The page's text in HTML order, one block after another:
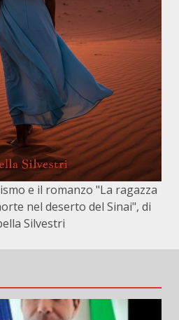
e il romanzo "La ragazza
nel deserto del Sinai", di
Silvestri